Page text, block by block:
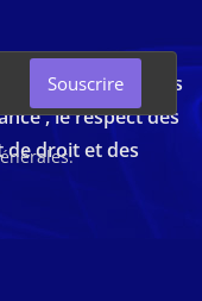
Souscrire
engagé dans
, le respect des
de droit et des